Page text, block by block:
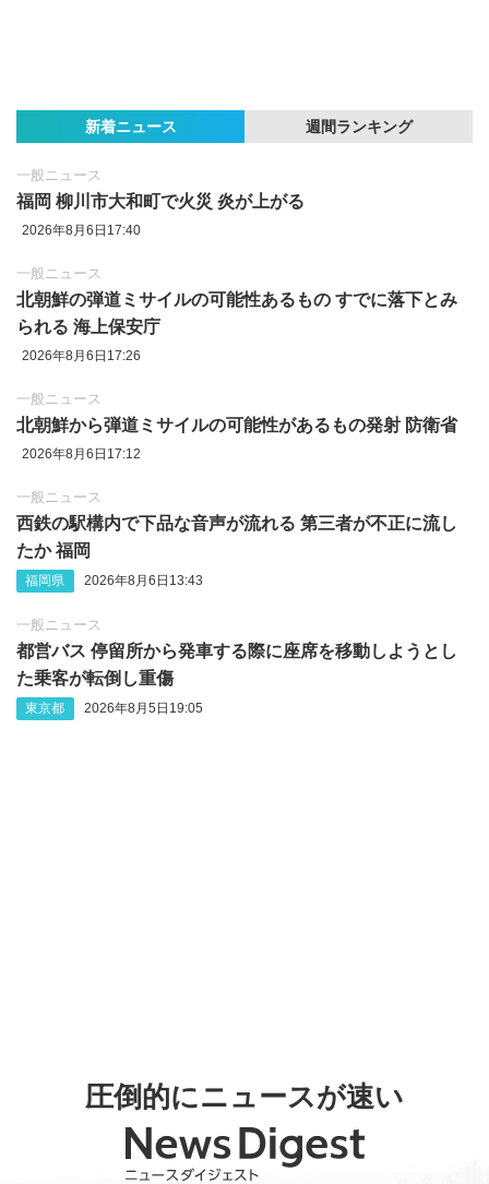
新着ニュース 週間ランキング
一般ニュース
福岡 柳川市大和町で火災 炎が上がる
2026年8月6日17:40
一般ニュース
北朝鮮の弾道ミサイルの可能性あるもの すでに落下とみ
られる 海上保安庁
2026年8月6日17:26
一般ニュース
北朝鮮から弾道ミサイルの可能性があるもの発射 防衛省
2026年8月6日17:12
一般ニュース
西鉄の駅構内で下品な音声が流れる 第三者が不正に流し
たか 福岡
福岡県 2026年8月6日13:43
一般ニュース
都営バス 停留所から発車する際に座席を移動しようとし
た乗客が転倒し重傷
東京都 2026年8月5日19:05
圧倒的にニュースが速い